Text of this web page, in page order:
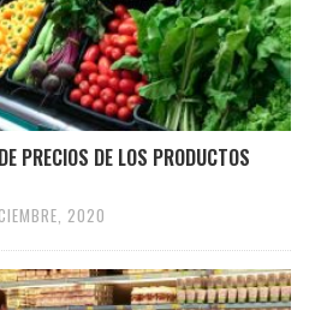
PRECIOS DE LOS PRODUCTOS
2020